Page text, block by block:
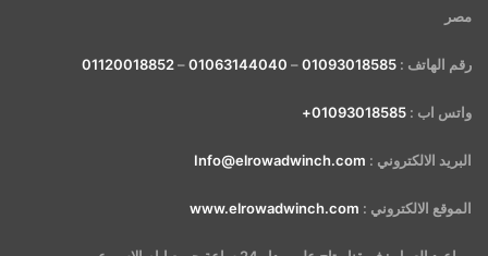
مصر
رقم الهاتف : 01093018585
–
01063144040
–
01120018852
واتس اب : 01093018585+
البريد الالكتروني : Info@elrowadwinch.com
الموقع الالكتروني : www.elrowadwinch.com